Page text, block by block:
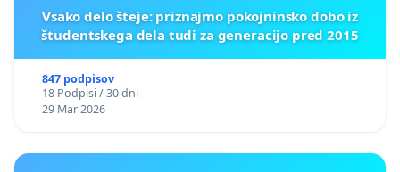
Vsako delo šteje: priznajmo pokojninsko dobo iz
študentskega dela tudi za generacijo pred 2015
847 podpisov
18 Podpisi / 30 dni
29 Mar 2026